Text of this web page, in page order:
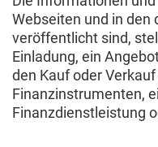
Webseiten und in
veröffentlicht sind,
Einladung, ein
den Kauf oder
Finanzinstrumenten,
Finanzdienstleistung